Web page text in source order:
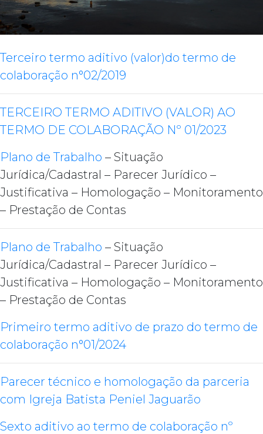
Terceiro termo aditivo (valor)do termo de
colaboração n°02/2019
TERCEIRO TERMO ADITIVO (VALOR) AO
TERMO DE COLABORAÇÃO Nº 01/2023
Plano de Trabalho – Situação
Jurídica/Cadastral – Parecer Jurídico –
Justificativa – Homologação – Monitoramento
– Prestação de Contas
Plano de Trabalho – Situação
Jurídica/Cadastral – Parecer Jurídico –
Justificativa – Homologação – Monitoramento
– Prestação de Contas
Primeiro termo aditivo de prazo do termo de
colaboração n°01/2024
Parecer técnico e homologação da parceria
com Igreja Batista Peniel Jaguarão
Sexto aditivo ao termo de colaboração nº